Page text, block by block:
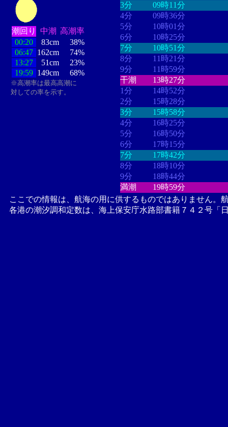
潮回り 中潮 高潮率
00:20
83cm
38%
06:47 162cm
74%
13:27
51cm
23%
19:59 149cm 68%
※高潮率は最高高潮に
対しての率を示す。
3分
09時11分
4分
09時36分
5分
10時01分
6分
10時25分
7分
10時51分
8分
11時21分
9分
11時59分
干潮
13時27分
1分
14時52分
2分
15時28分
3分
15時58分
4分
16時25分
5分
16時50分
6分
17時15分
7分
17時42分
8分
18時10分
9分
18時44分
満潮
19時59分
ここでの情報は、航海の用に供するものではありません。
各港の潮汐調和定数は、海上保安庁水路部書籍７４２号「